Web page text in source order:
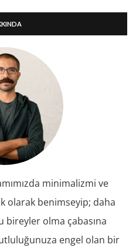
minimalizmi ve
olarak benimseyip; daha
bireyler olma çabasına
engel olan bir